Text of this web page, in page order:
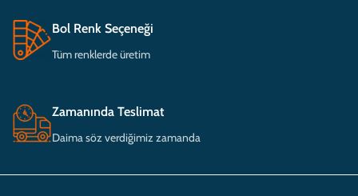
Bol Renk Seçeneği
Tüm renklerde üretim
Zamanında Teslimat
Daima söz verdiğimiz zamanda